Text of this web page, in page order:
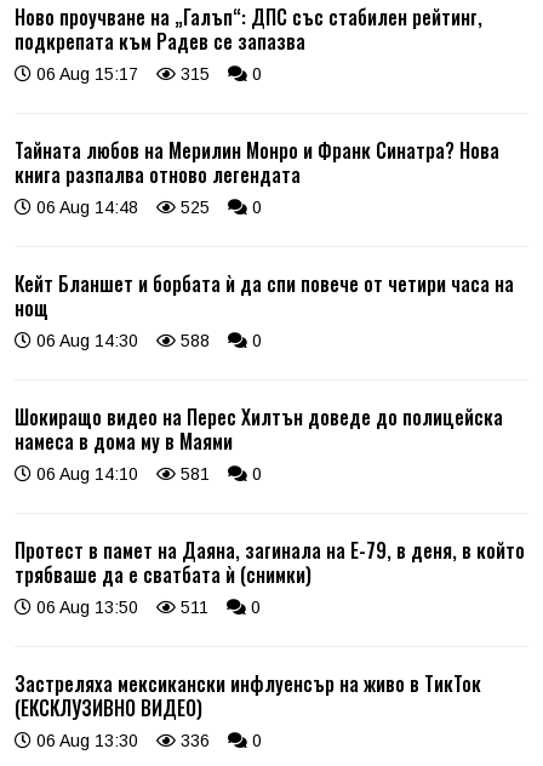
Ново проучване на „Галъп“: ДПС със стабилен рейтинг,
подкрепата към Радев се запазва
06 Aug 15:17 315 0
Тайната любов на Мерилин Монро и Франк Синатра? Нова
книга разпалва отново легендата
06 Aug 14:48 525 0
Кейт Бланшет и борбата ѝ да спи повече от четири часа на
нощ
06 Aug 14:30 588 0
Шокиращо видео на Перес Хилтън доведе до полицейска
намеса в дома му в Маями
06 Aug 14:10 581 0
Протест в памет на Даяна, загинала на Е-79, в деня, в който
трябваше да е сватбата ѝ (снимки)
06 Aug 13:50 511 0
Застреляха мексикански инфлуенсър на живо в ТикТок
(ЕКСКЛУЗИВНО ВИДЕО)
06 Aug 13:30 336 0